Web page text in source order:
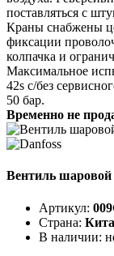
поставляться с
Краны снабжены
фиксации
колпачка и
Максимальное
42s с/без
50 бар.
Временно не
Вентиль
Артикул:
Страна:
В наличии: